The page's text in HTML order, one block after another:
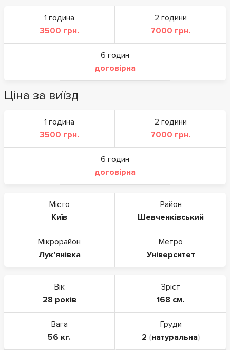
1 година
3500 грн.
2 години
7000 грн.
6 годин
договірна
Ціна за виїзд
1 година
3500 грн.
2 години
7000 грн.
6 годин
договірна
Місто
Київ
Район
Шевченківський
Мікрорайон
Лук'янівка
Метро
Університет
Вік
28 років
Зріст
168 см.
Вага
56 кг.
Груди
2 (натуральна)